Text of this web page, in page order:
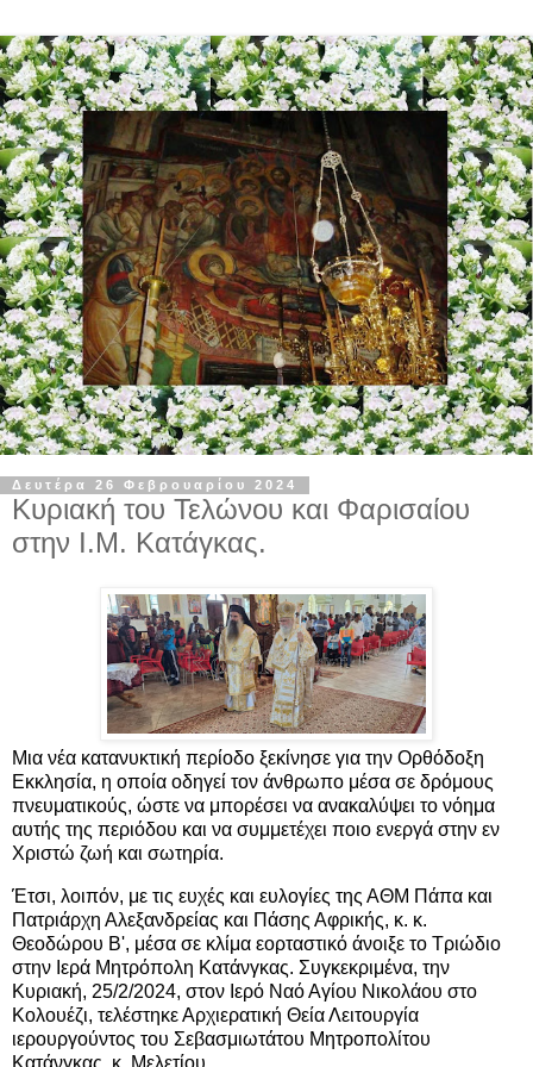
Δευτέρα 26 Φεβρουαρίου 2024
Κυριακή του Τελώνου και Φαρισαίου
στην Ι.Μ. Κατάγκας.
Μια νέα κατανυκτική περίοδο ξεκίνησε για την Ορθόδοξη
Εκκλησία, η οποία οδηγεί τον άνθρωπο μέσα σε δρόμους
πνευματικούς, ώστε να μπορέσει να ανακαλύψει το νόημα
αυτής της περιόδου και να συμμετέχει ποιο ενεργά στην εν
Χριστώ ζωή και σωτηρία.
Έτσι, λοιπόν, με τις ευχές και ευλογίες της ΑΘΜ Πάπα και
Πατριάρχη Αλεξανδρείας και Πάσης Αφρικής, κ. κ.
Θεοδώρου Β', μέσα σε κλίμα εορταστικό άνοιξε το Τριώδιο
στην Ιερά Μητρόπολη Κατάνγκας. Συγκεκριμένα, την
Κυριακή, 25/2/2024, στον Ιερό Ναό Αγίου Νικολάου στο
Κολουέζι, τελέστηκε Αρχιερατική Θεία Λειτουργία
ιερουργούντος του Σεβασμιωτάτου Μητροπολίτου
Κατάνγκας, κ. Μελετίου.